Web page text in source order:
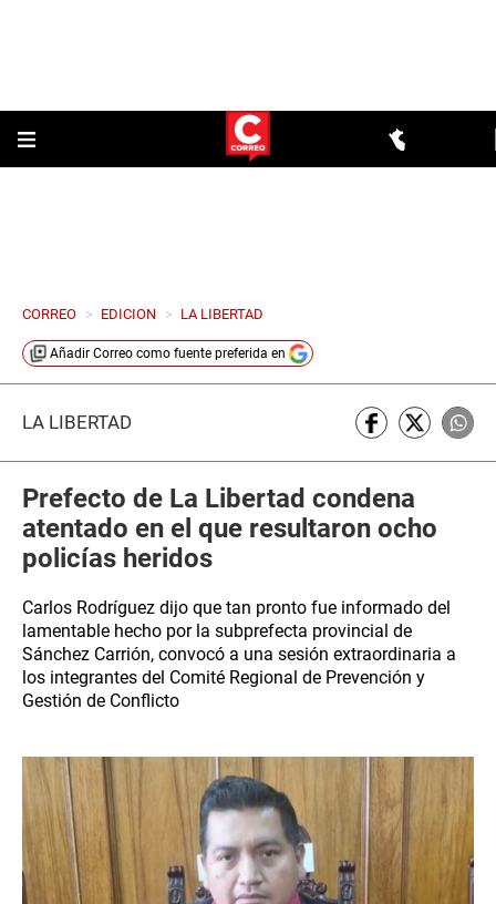
CORREO > EDICION > LA LIBERTAD
Añadir Correo como fuente preferida en
LA LIBERTAD
Prefecto de La Libertad condena
atentado en el que resultaron ocho
policías heridos
Carlos Rodríguez dijo que tan pronto fue informado del
lamentable hecho por la subprefecta provincial de
Sánchez Carrión, convocó a una sesión extraordinaria a
los integrantes del Comité Regional de Prevención y
Gestión de Conflicto